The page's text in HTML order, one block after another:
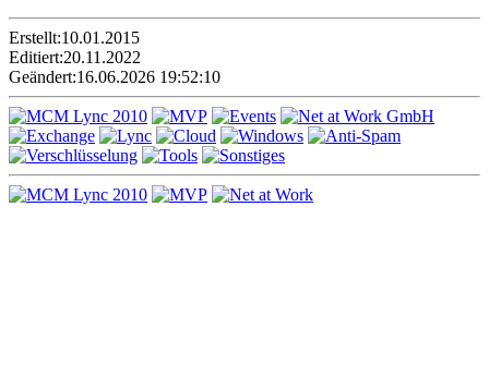
Erstellt:10.01.2015
Editiert:20.11.2022
Geändert:16.06.2026 19:52:10